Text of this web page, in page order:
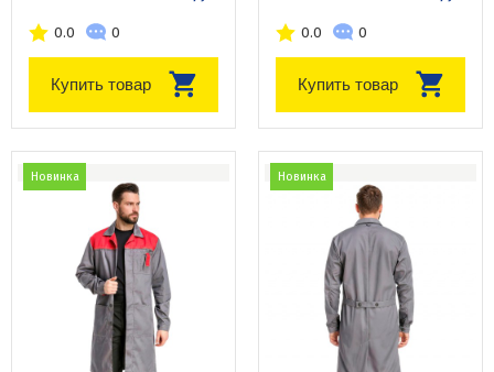
0.0 0
Купить товар
0.0 0
Купить товар
Новинка Новинка